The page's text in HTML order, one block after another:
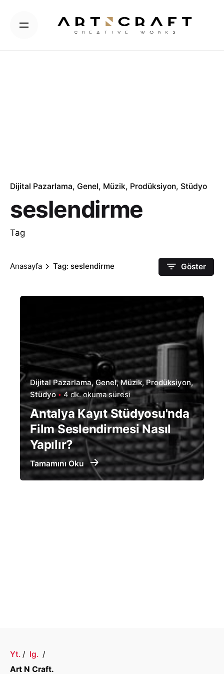
content
Dijital Pazarlama Genel Müzik Prodüksiyon Stüdyo
seslendirme
Tag
Anasayfa Tag: seslendirme Göster
Dijital Pazarlama Genel Müzik Prodüksiyon
Stüdyo
4 dk. okuma süresi
Antalya Kayıt Stüdyosu'nda
Film Seslendirmesi Nasıl
Yapılır?
Tamamını Oku
Yt. / Ig. /
Art N Craft.